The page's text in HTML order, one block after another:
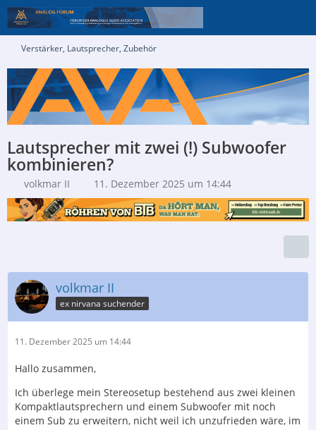
Verstärker, Lautsprecher, Zubehör
Lautsprecher mit zwei (!) Subwoofer
kombinieren?
volkmar II 11. Dezember 2025 um 14:44
volkmar II
ex nirvana suchender
11. Dezember 2025 um 14:44
Hallo zusammen,
Ich überlege mein Stereosetup bestehend aus zwei kleinen
Kompaktlautsprechern und einem Subwoofer mit noch
einem Sub zu erweitern, nicht weil ich unzufrieden wäre, im